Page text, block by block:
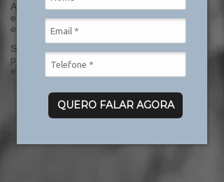
QUERO FALAR AGORA
Alpinismo
e
excursões
Segurança,
prevenção
e riscos